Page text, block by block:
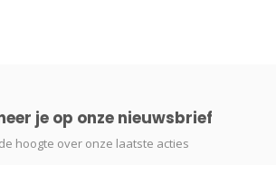
je op onze nieuwsbrief
hoogte over onze laatste acties